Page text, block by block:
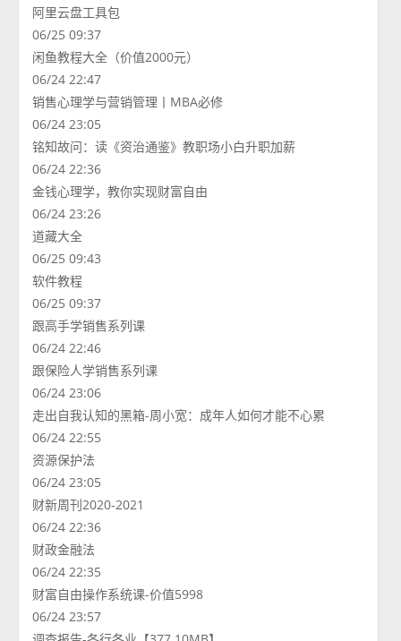
阿里云盘工具包
06/25 09:37
闲鱼教程大全（价值2000元）
06/24 22:47
销售心理学与营销管理丨MBA必修
06/24 23:05
铭知故问：读《资治通鉴》教职场小白升职加薪
06/24 22:36
金钱心理学，教你实现财富自由
06/24 23:26
道藏大全
06/25 09:43
软件教程
06/25 09:37
跟高手学销售系列课
06/24 22:46
跟保险人学销售系列课
06/24 23:06
走出自我认知的黑箱-周小宽：成年人如何才能不心累
06/24 22:55
资源保护法
06/24 23:05
财新周刊2020-2021
06/24 22:36
财政金融法
06/24 22:35
财富自由操作系统课-价值5998
06/24 23:57